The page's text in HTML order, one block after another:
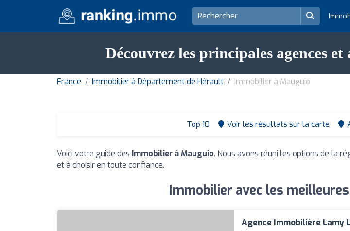
Découvrez les principales agences
France Immobilier à Département de Hérault Immobilier à Mauguio
Top 10 Voir les résultats sur la carte
Voici votre guide des Immobilier à Mauguio. Nous avons réuni les options de la
et à choisir en toute confiance.
Immobilier avec les
Agence Immobilière Lamy